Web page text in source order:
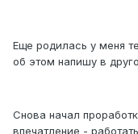
Еще родилась у меня
об этом напишу в
Снова начал
впечатление -